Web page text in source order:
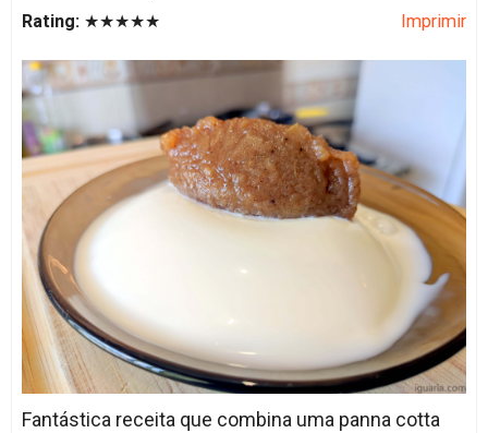
Rating: ★★★★★ Imprimir
Fantástica receita que combina uma panna cotta